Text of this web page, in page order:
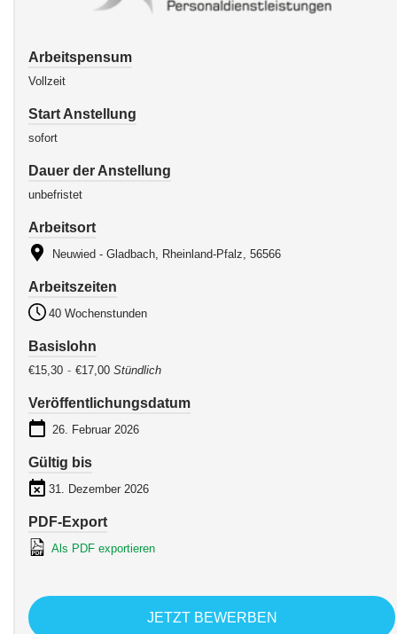
Arbeitspensum
Vollzeit
Start Anstellung
sofort
Dauer der Anstellung
unbefristet
Arbeitsort
Neuwied - Gladbach, Rheinland-Pfalz, 56566
Arbeitszeiten
40 Wochenstunden
Basislohn
€15,30 - €17,00 Stündlich
Veröffentlichungsdatum
26. Februar 2026
Gültig bis
31. Dezember 2026
PDF-Export
Als PDF exportieren
JETZT BEWERBEN